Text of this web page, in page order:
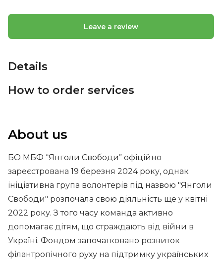
About us
БО МБФ “Янголи Свободи” офіційно
зареєстрована 19 березня 2024 року, однак
ініціативна група волонтерів під назвою "Янголи
Свободи" розпочала свою діяльність ще у квітні
2022 року. З того часу команда активно
допомагає дітям, що страждають від війни в
Україні. Фондом започатковано розвиток
філантропічного руху на підтримку українських
Leave a review
Details
How to order services